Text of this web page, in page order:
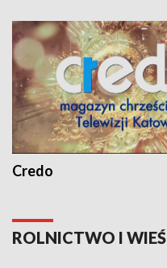
Credo
ROLNICTWO I WIEŚ